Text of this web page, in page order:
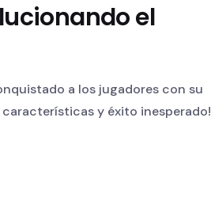
el
a los jugadores con su
y éxito inesperado!